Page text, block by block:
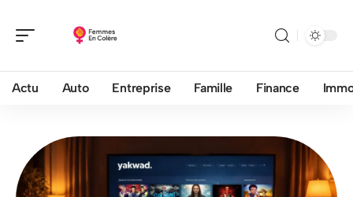
Actu Auto Entreprise Famille Finance